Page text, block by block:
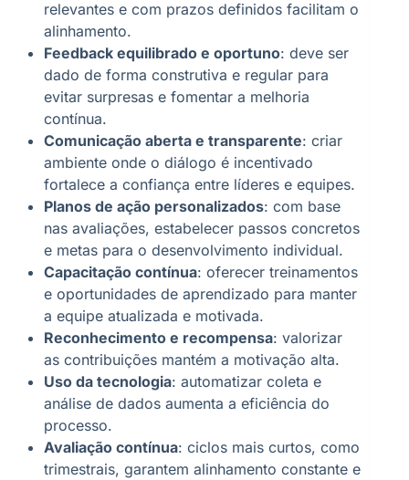
relevantes e com prazos definidos facilitam o
alinhamento.
Feedback equilibrado e oportuno: deve ser
dado de forma construtiva e regular para
evitar surpresas e fomentar a melhoria
contínua.
Comunicação aberta e transparente: criar
ambiente onde o diálogo é incentivado
fortalece a confiança entre líderes e equipes.
Planos de ação personalizados: com base
nas avaliações, estabelecer passos concretos
e metas para o desenvolvimento individual.
Capacitação contínua: oferecer treinamentos
e oportunidades de aprendizado para manter
a equipe atualizada e motivada.
Reconhecimento e recompensa: valorizar
as contribuições mantém a motivação alta.
Uso da tecnologia: automatizar coleta e
análise de dados aumenta a eficiência do
processo.
Avaliação contínua: ciclos mais curtos, como
trimestrais, garantem alinhamento constante e